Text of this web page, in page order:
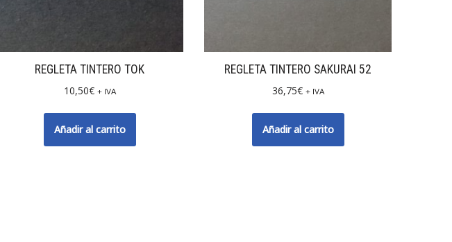
REGLETA TINTERO TOK
10,50€ + IVA
Añadir al carrito
REGLETA TINTERO SAKURAI 52
36,75€ + IVA
Añadir al carrito